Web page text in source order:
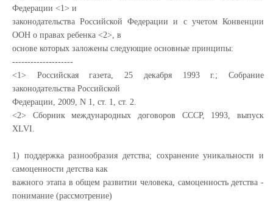
Федерации <1> и
законодательства Российской Федерации и с учетом Конвенции
ООН о правах ребенка <2>, в
основе которых заложены следующие основные принципы:
--------------------
<1> Российская газета, 25 декабря 1993 г.; Собрание
законодательства Российской
Федерации, 2009, N 1, ст. 1, ст. 2.
<2> Сборник международных договоров СССР, 1993, выпуск
XLVI.
1) поддержка разнообразия детства; сохранение уникальности и
самоценности детства как
важного этапа в общем развитии человека, самоценность детства -
понимание (рассмотрение)